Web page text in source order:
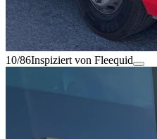
10/86Inspiziert von Fleequid